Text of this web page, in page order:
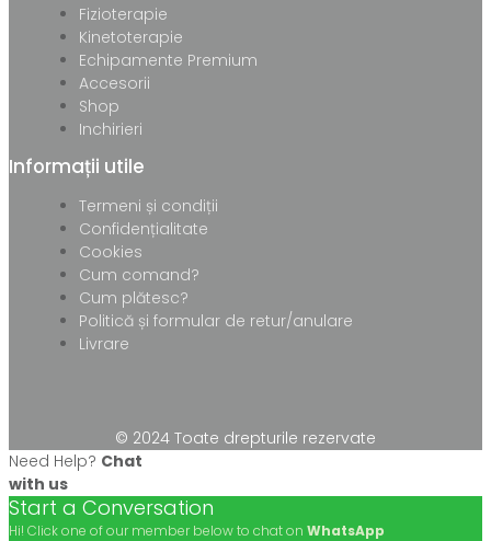
Fizioterapie
Kinetoterapie
Echipamente Premium
Accesorii
Shop
Inchirieri
Informații utile
Termeni și condiții
Confidențialitate
Cookies
Cum comand?
Cum plătesc?
Politică și formular de retur/anulare
Livrare
© 2024 Toate drepturile rezervate
Need Help? Chat
with us
Start a Conversation
Hi! Click one of our member below to chat on WhatsApp